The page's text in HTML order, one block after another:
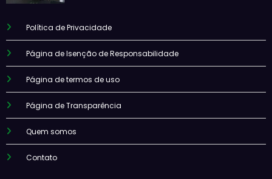
Política de Privacidade
Página de Isenção de Responsabilidade
Página de termos de uso
Página de Transparência
Quem somos
Contato